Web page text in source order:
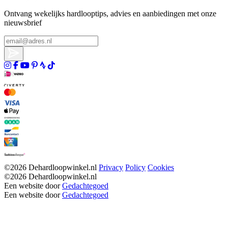
Ontvang wekelijks hardlooptips, advies en aanbiedingen met onze
nieuwsbrief
©2026 Dehardloopwinkel.nl Privacy Policy Cookies
©2026 Dehardloopwinkel.nl
Een website doorGedachtegoed
Een website doorGedachtegoed